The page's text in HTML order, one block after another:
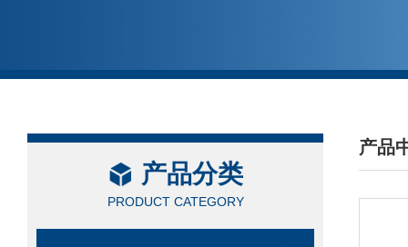
产品分类
PRODUCT CATEGORY
产品
/